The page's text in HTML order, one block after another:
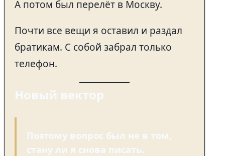
А потом был перелёт в Москву.
Почти все вещи я оставил и раздал
братикам. С собой забрал только
телефон.
Новый вектор
Поэтому вопрос был не в том,
стану ли я снова писать.